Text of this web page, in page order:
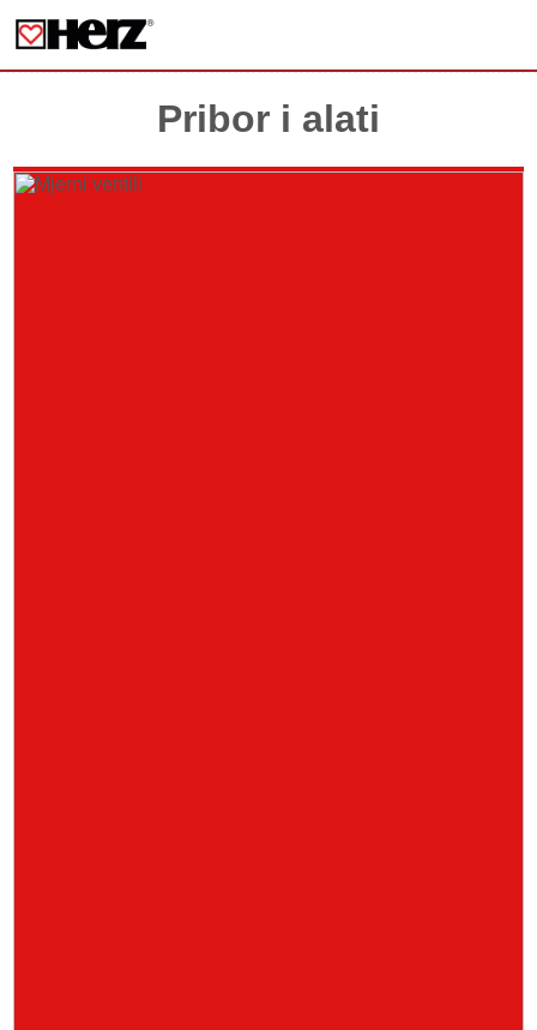
Pribor i alati